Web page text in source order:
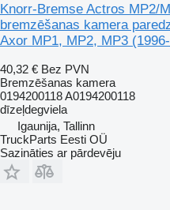
Knorr-Bremse Actros MP2/
bremzēšanas kamera
Axor MP1, MP2, MP3
40,32 € Bez PVN
Bremzēšanas kamera
0194200118 A0194200118
dīzeļdegviela
Igaunija, Tallinn
TruckParts Eesti OÜ
Sazināties ar pārdevēju